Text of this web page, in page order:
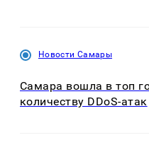
Новости Самары
Самара вошла в топ
количеству DDoS-атак